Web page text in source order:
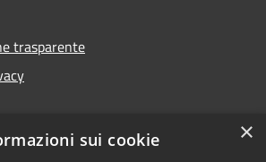
trasparente
accessibilità 2025
×
sui cookie